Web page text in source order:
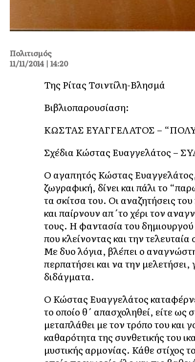
Πολιτισμός
11/11/2014 | 14:20
Της Ρίτας Τσιντίλη-Βλησμά
Βιβλιοπαρουσίαση:
ΚΩΣΤΑΣ ΕΥΑΓΓΕΛΑΤΟΣ –
Σχέδια Κώστας Ευαγγελάτος –
Ο αγαπητός Κώστας Ευαγγελάτος,
ζωγραφική, δίνει και πάλι το
τα σκίτσα του. Οι αναζητήσεις
και παίρνουν απ΄το χέρι τον
τους. Η φαντασία του δημιουργού
που κλείνοντας και την
Με δυο λόγια, βλέπει ο
περπατήσει και να την
διδάγματα.
Ο Κώστας Ευαγγελάτος
το οποίο θ΄ απασχοληθεί, είτε ως
μεταπλάθει με τον τρόπο του και
καθαρότητα της συνθετικής του
μυστικής αρμονίας. Κάθε στίχος